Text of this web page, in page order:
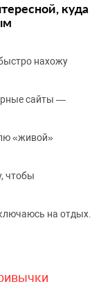
куда
нахожу
сайты —
«живой»
чтобы
на отдых.